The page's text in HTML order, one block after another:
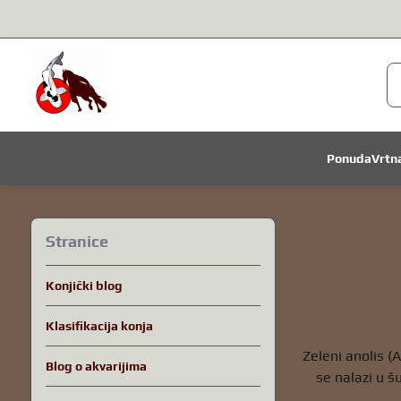
Ponuda
Zeleni anolis
se nalazi u
Stranice
Konjički blog
Klasifikacija konja
Blog o akvarijima